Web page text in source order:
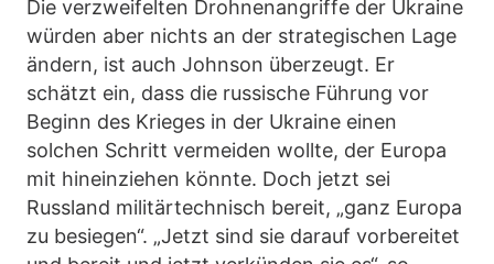
Die verzweifelten Drohnenangriffe der Ukraine
würden aber nichts an der strategischen Lage
ändern, ist auch Johnson überzeugt. Er
schätzt ein, dass die russische Führung vor
Beginn des Krieges in der Ukraine einen
solchen Schritt vermeiden wollte, der Europa
mit hineinziehen könnte. Doch jetzt sei
Russland militärtechnisch bereit, „ganz Europa
zu besiegen“. „Jetzt sind sie darauf vorbereitet